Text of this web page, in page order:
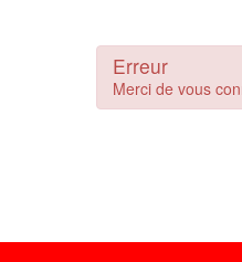
Erreur
Merci de vous